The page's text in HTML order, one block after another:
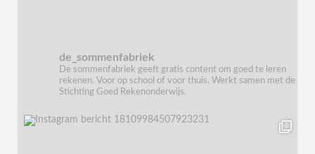
de_sommenfabriek
De sommenfabriek geeft gratis content om goed te leren
rekenen. Voor op school of voor thuis. Werkt samen met de
Stichting Goed Rekenonderwijs.